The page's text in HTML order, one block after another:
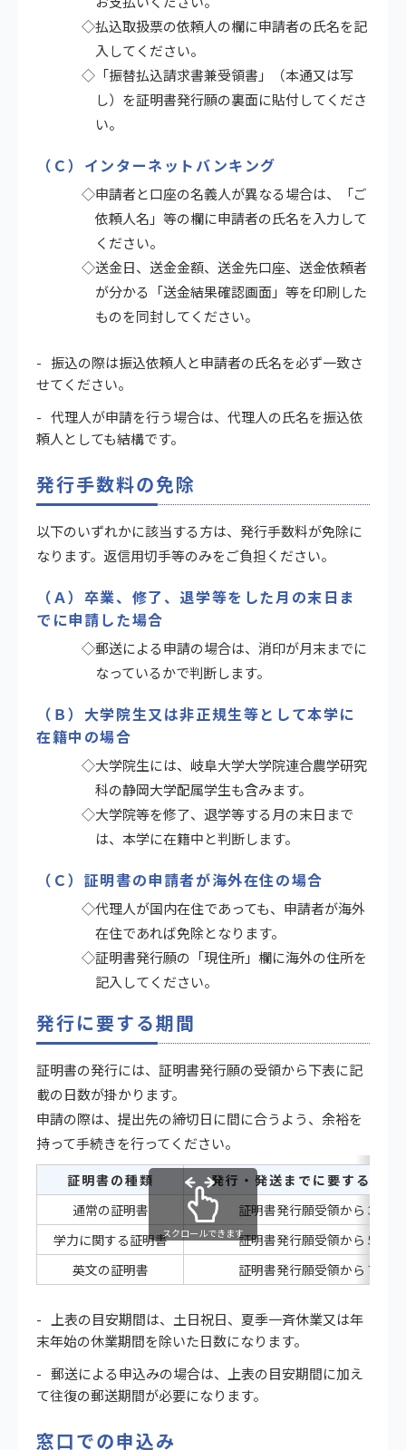
◇払込取扱票の依頼人の欄に申請者の氏名を記
入してください。
◇「振替払込請求書兼受領書」（本通又は写
し）を証明書発行願の裏面に貼付してくださ
い。
（Ｃ）インターネットバンキング
◇申請者と口座の名義人が異なる場合は、「ご
依頼人名」等の欄に申請者の氏名を入力して
ください。
◇送金日、送金金額、送金先口座、送金依頼者
が分かる「送金結果確認画面」等を印刷した
ものを同封してください。
振込の際は振込依頼人と申請者の氏名を必ず一致さ
せてください。
代理人が申請を行う場合は、代理人の氏名を振込依
頼人としても結構です。
発行手数料の免除
以下のいずれかに該当する方は、発行手数料が免除に
なります。返信用切手等のみをご負担ください。
（Ａ）卒業、修了、退学等をした月の末日ま
でに申請した場合
◇郵送による申請の場合は、消印が月末までに
なっているかで判断します。
（Ｂ）大学院生又は非正規生等として本学に
在籍中の場合
◇大学院生には、岐阜大学大学院連合農学研究
科の静岡大学配属学生も含みます。
◇大学院等を修了、退学等する月の末日まで
は、本学に在籍中と判断します。
（Ｃ）証明書の申請者が海外在住の場合
◇代理人が国内在住であっても、申請者が海外
在住であれば免除となります。
◇証明書発行願の「現住所」欄に海外の住所を
記入してください。
発行に要する期間
証明書の発行には、証明書発行願の受領から下表に記
載の日数が掛かります。
申請の際は、提出先の締切日に間に合うよう、余裕を
持って手続きを行ってください。
証明書の種類
発行・発送までに要する期間
通常の証明書
証明書発行願受領から３日
学力に関する証明書
証明書発行願受領から５日
英文の証明書
証明書発行願受領から７日
スクロールできます
上表の目安期間は、土日祝日、夏季一斉休業又は年
末年始の休業期間を除いた日数になります。
郵送による申込みの場合は、上表の目安期間に加え
て往復の郵送期間が必要になります。
窓口での申込み